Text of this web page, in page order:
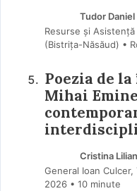
Tudor Daniel
Resurse și
(Bistriţa-Năsăud) •
Poezia de
Mihai
Cristina
General Ioan Culcer,
2026 • 10 minute